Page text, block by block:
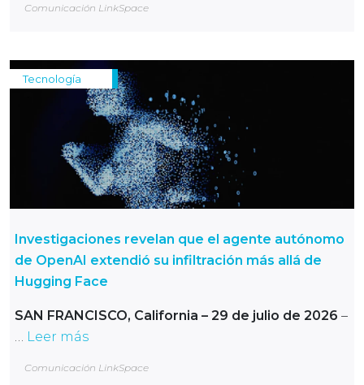
Comunicación LinkSpace
Tecnología
Investigaciones revelan que el agente autónomo
de OpenAI extendió su infiltración más allá de
Hugging Face
SAN FRANCISCO, California – 29 de julio de 2026 –
… Leer más
Comunicación LinkSpace